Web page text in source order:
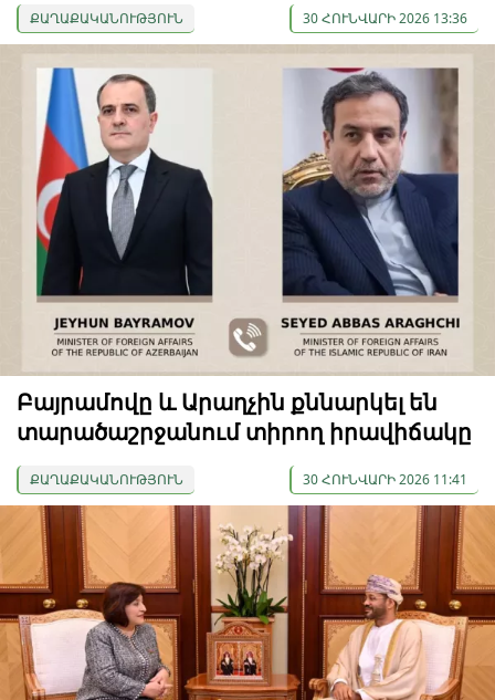
ՔԱՂԱՔԱԿԱՆՈՒԹՅՈՒՆ 30 ՀՈՒՆՎԱՐԻ 2026 13:36
Բայրամովը և Արաղչին քննարկել են
տարածաշրջանում տիրող իրավիճակը
ՔԱՂԱՔԱԿԱՆՈՒԹՅՈՒՆ 30 ՀՈՒՆՎԱՐԻ 2026 11:41